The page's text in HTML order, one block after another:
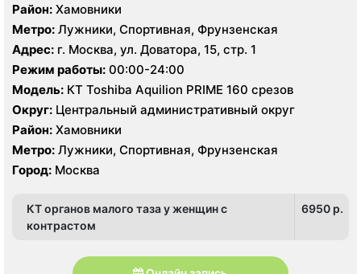
Район: Хамовники
Метро: Лужники, Спортивная, Фрунзенская
Адрес: г. Москва, ул. Доватора, 15, стр. 1
Режим работы: 00:00-24:00
Модель: КТ Toshiba Aquilion PRIME 160 срезов
Округ: Центральный административный округ
Район: Хамовники
Метро: Лужники, Спортивная, Фрунзенская
Город: Москва
КТ органов малого таза у женщин с
контрастом
6950 p.